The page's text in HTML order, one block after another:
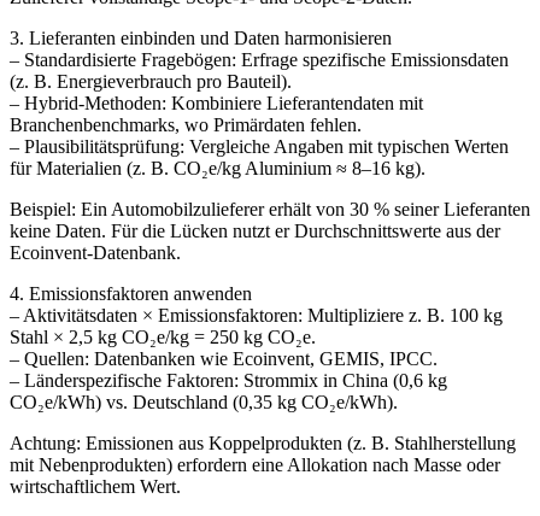
3. Lieferanten einbinden und Daten harmonisieren
– Standardisierte Fragebögen: Erfrage spezifische Emissionsdaten
(z. B. Energieverbrauch pro Bauteil).
– Hybrid-Methoden: Kombiniere Lieferantendaten mit
Branchenbenchmarks, wo Primärdaten fehlen.
– Plausibilitätsprüfung: Vergleiche Angaben mit typischen Werten
für Materialien (z. B. CO₂e/kg Aluminium ≈ 8–16 kg).
Beispiel: Ein Automobilzulieferer erhält von 30 % seiner Lieferanten
keine Daten. Für die Lücken nutzt er Durchschnittswerte aus der
Ecoinvent-Datenbank.
4. Emissionsfaktoren anwenden
– Aktivitätsdaten × Emissionsfaktoren: Multipliziere z. B. 100 kg
Stahl × 2,5 kg CO₂e/kg = 250 kg CO₂e.
– Quellen: Datenbanken wie Ecoinvent, GEMIS, IPCC.
– Länderspezifische Faktoren: Strommix in China (0,6 kg
CO₂e/kWh) vs. Deutschland (0,35 kg CO₂e/kWh).
Achtung: Emissionen aus Koppelprodukten (z. B. Stahlherstellung
mit Nebenprodukten) erfordern eine Allokation nach Masse oder
wirtschaftlichem Wert.